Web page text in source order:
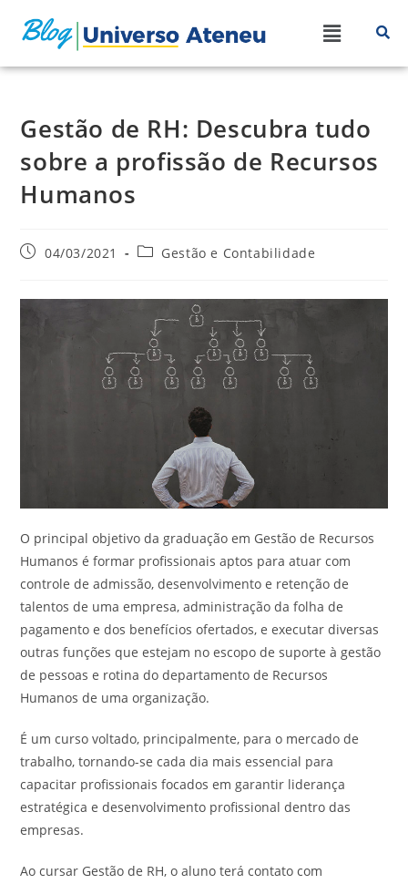
Gestão de RH: Descubra tudo
sobre a profissão de Recursos
Humanos
04/03/2021 Gestão e Contabilidade
O principal objetivo da graduação em Gestão de Recursos
Humanos é formar profissionais aptos para atuar com
controle de admissão, desenvolvimento e retenção de
talentos de uma empresa, administração da folha de
pagamento e dos benefícios ofertados, e executar diversas
outras funções que estejam no escopo de suporte à gestão
de pessoas e rotina do departamento de Recursos
Humanos de uma organização.
É um curso voltado, principalmente, para o mercado de
trabalho, tornando-se cada dia mais essencial para
capacitar profissionais focados em garantir liderança
estratégica e desenvolvimento profissional dentro das
empresas.
Ao cursar Gestão de RH, o aluno terá contato com